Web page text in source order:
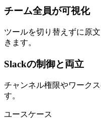
チーム全員が可視化
ツールを切り替えずに原
きます。
Slackの制御と両立
チャンネル権限やワーク
す。
ユースケース